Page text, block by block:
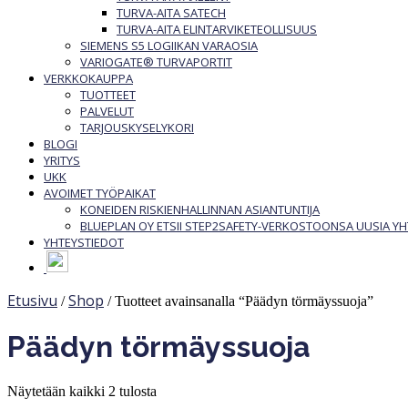
TURVA-AITA SATECH
TURVA-AITA ELINTARVIKETEOLLISUUS
SIEMENS S5 LOGIIKAN VARAOSIA
VARIOGATE® TURVAPORTIT
VERKKOKAUPPA
TUOTTEET
PALVELUT
TARJOUSKYSELYKORI
BLOGI
YRITYS
UKK
AVOIMET TYÖPAIKAT
KONEIDEN RISKIENHALLINNAN ASIANTUNTIJA
BLUEPLAN OY ETSII STEP2SAFETY-VERKOSTOONSA UUSIA
YHTEYSTIEDOT
Etusivu /Shop / Tuotteet avainsanalla “Päädyn törmäyssuoja”
Päädyn törmäyssuoja
Näytetään kaikki 2 tulosta